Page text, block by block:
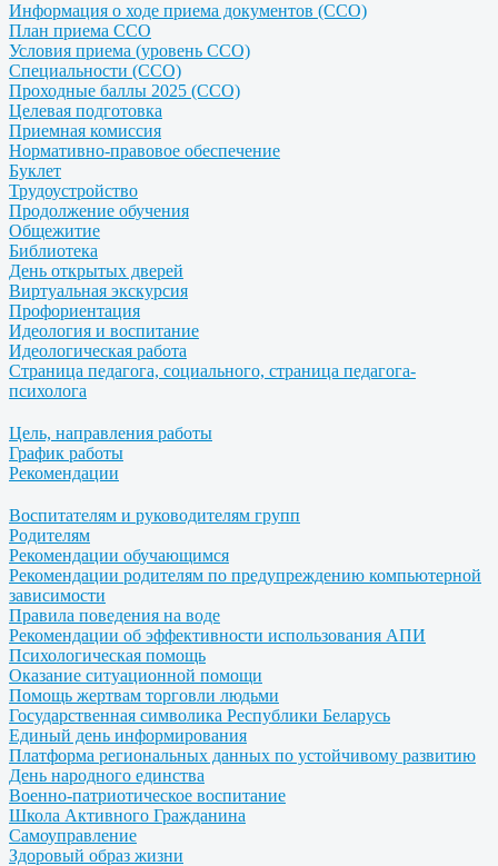
Информация о ходе приема документов (ССО)
План приема ССО
Условия приема (уровень ССО)
Специальности (ССО)
Проходные баллы 2025 (ССО)
Целевая подготовка
Приемная комиссия
Нормативно-правовое обеспечение
Буклет
Трудоустройство
Продолжение обучения
Общежитие
Библиотека
День открытых дверей
Виртуальная экскурсия
Профориентация
Идеология и воспитание
Идеологическая работа
Страница педагога, социального, страница педагога-
психолога
Цель, направления работы
График работы
Рекомендации
Воспитателям и руководителям групп
Родителям
Рекомендации обучающимся
Рекомендации родителям по предупреждению компьютерной
зависимости
Правила поведения на воде
Рекомендации об эффективности использования АПИ
Психологическая помощь
Оказание ситуационной помощи
Помощь жертвам торговли людьми
Государственная символика Республики Беларусь
Единый день информирования
Платформа региональных данных по устойчивому развитию
День народного единства
Военно-патриотическое воспитание
Школа Активного Гражданина
Самоуправление
Здоровый образ жизни